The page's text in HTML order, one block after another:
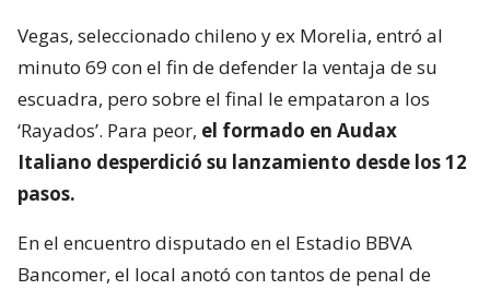
Vegas, seleccionado chileno y ex Morelia, entró al
minuto 69 con el fin de defender la ventaja de su
escuadra, pero sobre el final le empataron a los
‘Rayados’. Para peor, el formado en Audax
Italiano desperdició su lanzamiento desde los 12
pasos.
En el encuentro disputado en el Estadio BBVA
Bancomer, el local anotó con tantos de penal de